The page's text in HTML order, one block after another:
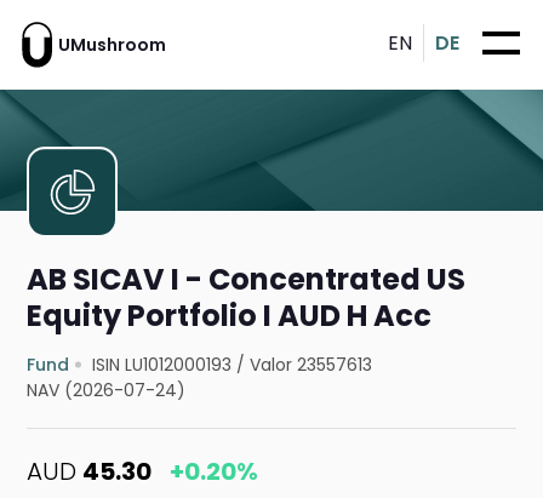
UMushroom EN DE
AB SICAV I - Concentrated US
Equity Portfolio I AUD H Acc
Fund ISIN LU1012000193 /Valor 23557613
NAV (2026-07-24)
AUD 45.30 +0.20%